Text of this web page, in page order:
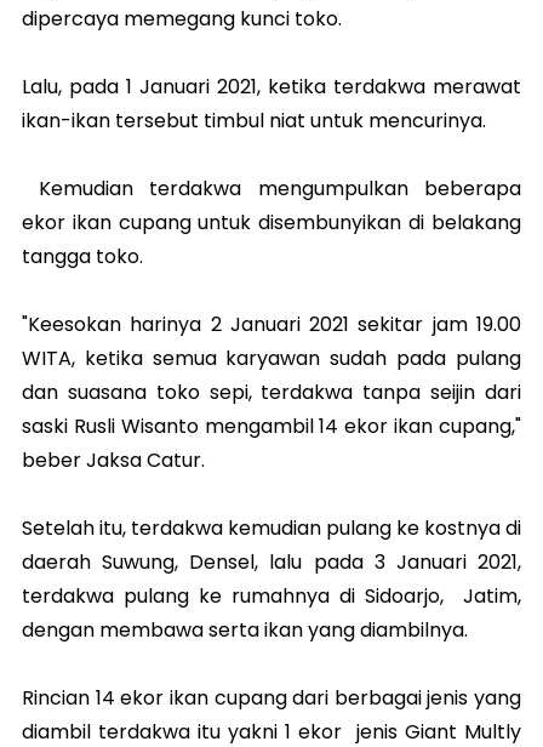
dipercaya memegang kunci toko.
Lalu, pada 1 Januari 2021, ketika terdakwa merawat
ikan-ikan tersebut timbul niat untuk mencurinya.
Kemudian terdakwa mengumpulkan beberapa
ekor ikan cupang untuk disembunyikan di belakang
tangga toko.
"Keesokan harinya 2 Januari 2021 sekitar jam 19.00
WITA, ketika semua karyawan sudah pada pulang
dan suasana toko sepi, terdakwa tanpa seijin dari
saski Rusli Wisanto mengambil 14 ekor ikan cupang,"
beber Jaksa Catur.
Setelah itu, terdakwa kemudian pulang ke kostnya di
daerah Suwung, Densel, lalu pada 3 Januari 2021,
terdakwa pulang ke rumahnya di Sidoarjo, Jatim,
dengan membawa serta ikan yang diambilnya.
Rincian 14 ekor ikan cupang dari berbagai jenis yang
diambil terdakwa itu yakni 1 ekor jenis Giant Multly